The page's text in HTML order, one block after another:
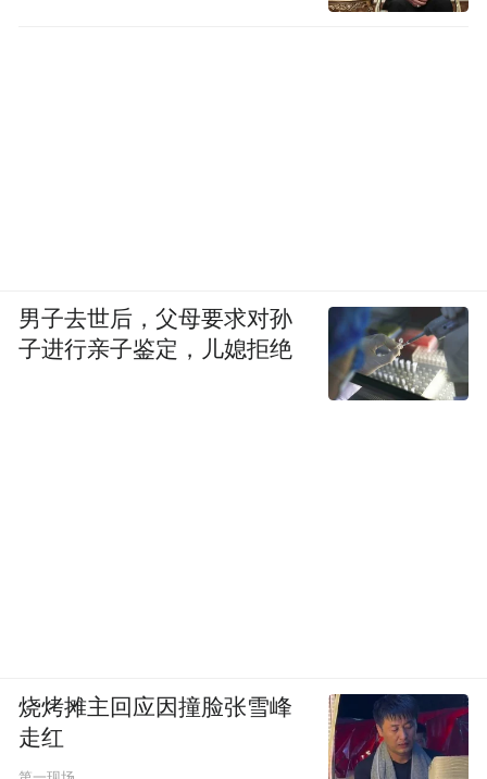
男子去世后，父母要求对孙
子进行亲子鉴定，儿媳拒绝
烧烤摊主回应因撞脸张雪峰
走红